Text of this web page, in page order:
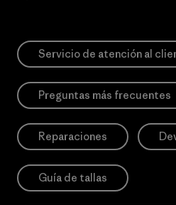
Servicio de atención al
Preguntas más frecuentes
Reparaciones
Guía de tallas